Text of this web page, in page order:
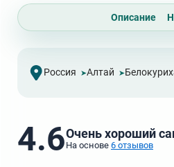
Описание
Россия Алтай
4.6Очень хороший
На основе 6 отзывов